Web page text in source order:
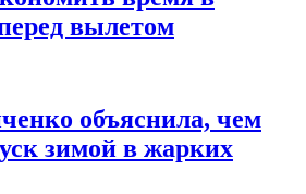
вылетом
объяснила, чем
зимой в жарких